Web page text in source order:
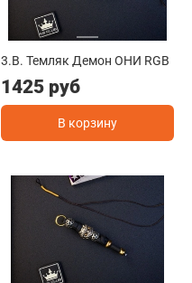
3.B. Темляк Демон ОНИ RGB
1425 руб
В корзину